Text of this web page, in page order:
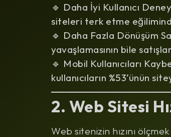
🔹 Daha İyi Kullanıcı
siteleri terk etme
🔹 Daha Fazla Dönüşüm
yavaşlamasının bile
🔹 Mobil Kullanıcıları
kullanıcıların %53’ünün
2. Web Sitesi
Web sitenizin hızını